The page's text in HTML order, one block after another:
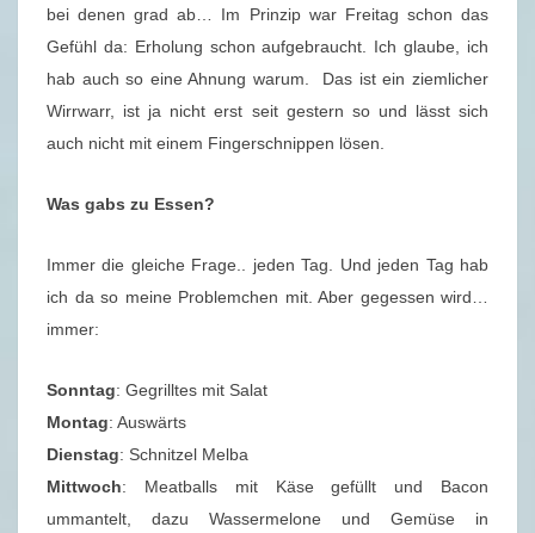
.
2
0
1
9
bei denen grad ab… Im Prinzip war Freitag schon das
Gefühl da: Erholung schon aufgebraucht. Ich glaube, ich
hab auch so eine Ahnung warum. Das ist ein ziemlicher
Wirrwarr, ist ja nicht erst seit gestern so und lässt sich
auch nicht mit einem Fingerschnippen lösen.
Was gabs zu Essen?
Immer die gleiche Frage.. jeden Tag. Und jeden Tag hab
ich da so meine Problemchen mit. Aber gegessen wird…
immer:
Sonntag: Gegrilltes mit Salat
Montag: Auswärts
Dienstag: Schnitzel Melba
Mittwoch: Meatballs mit Käse gefüllt und Bacon
ummantelt, dazu Wassermelone und Gemüse in